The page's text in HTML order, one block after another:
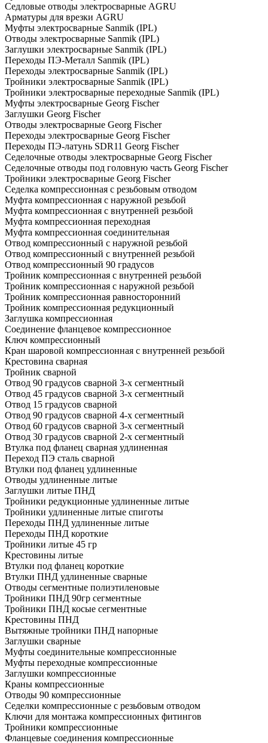
Седловые отводы электросварные AGRU
Арматуры для врезки AGRU
Муфты электросварные Sanmik (IPL)
Отводы электросварные Sanmik (IPL)
Заглушки электросварные Sanmik (IPL)
Переходы ПЭ-Металл Sanmik (IPL)
Переходы электросварные Sanmik (IPL)
Тройники электросварные Sanmik (IPL)
Тройники электросварные переходные Sanmik (IPL)
Муфты электросварные Georg Fischer
Заглушки Georg Fischer
Отводы электросварные Georg Fischer
Переходы электросварные Georg Fischer
Переходы ПЭ-латунь SDR11 Georg Fischer
Седелочные отводы электросварные Georg Fischer
Седелочные отводы под головную часть Georg Fischer
Тройники электросварные Georg Fischer
Седелка компрессионная с резьбовым отводом
Муфта компрессионная с наружной резьбой
Муфта компрессионная с внутренней резьбой
Муфта компрессионная переходная
Муфта компрессионная соединительная
Отвод компрессионный с наружной резьбой
Отвод компрессионный с внутренней резьбой
Отвод компрессионный 90 градусов
Тройник компрессионная с внутренней резьбой
Тройник компрессионная с наружной резьбой
Тройник компрессионная равносторонний
Тройник компрессионная редукционный
Заглушка компрессионная
Соединение фланцевое компрессионное
Ключ компрессионный
Кран шаровой компрессионная с внутренней резьбой
Крестовина сварная
Тройник сварной
Отвод 90 градусов сварной 3-х сегментный
Отвод 45 градусов сварной 3-х сегментный
Отвод 15 градусов сварной
Отвод 90 градусов сварной 4-х сегментный
Отвод 60 градусов сварной 3-х сегментный
Отвод 30 градусов сварной 2-х сегментный
Втулка под фланец сварная удлиненная
Переход ПЭ сталь сварной
Втулки под фланец удлиненные
Отводы удлиненные литые
Заглушки литые ПНД
Тройники редукционные удлиненные литые
Тройники удлиненные литые спиготы
Переходы ПНД удлиненные литые
Переходы ПНД короткие
Тройники литые 45 гр
Крестовины литые
Втулки под фланец короткие
Втулки ПНД удлиненные сварные
Отводы сегментные полиэтиленовые
Тройники ПНД 90гр сегментные
Тройники ПНД косые сегментные
Крестовины ПНД
Вытяжные тройники ПНД напорные
Заглушки сварные
Муфты соединительные компрессионные
Муфты переходные компрессионные
Заглушки компрессионные
Краны компрессионные
Отводы 90 компрессионные
Седелки компрессионные с резьбовым отводом
Ключи для монтажа компрессионных фитингов
Тройники компрессионные
Фланцевые соединения компрессионные